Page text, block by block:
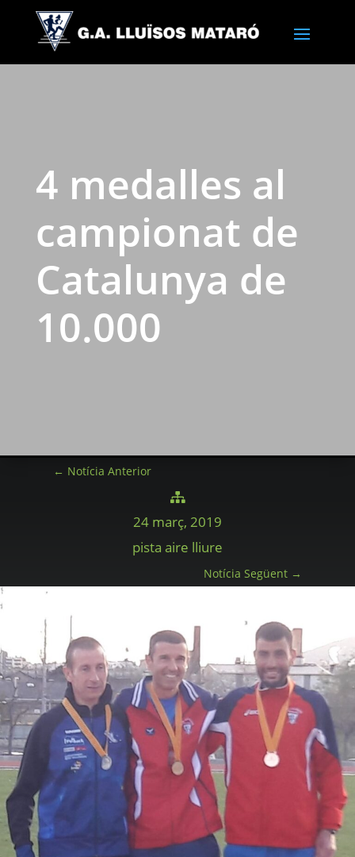
4 medalles al
campionat de
Catalunya de
10.000
← Notícia Anterior

24 març, 2019
pista aire lliure
Notícia Següent→